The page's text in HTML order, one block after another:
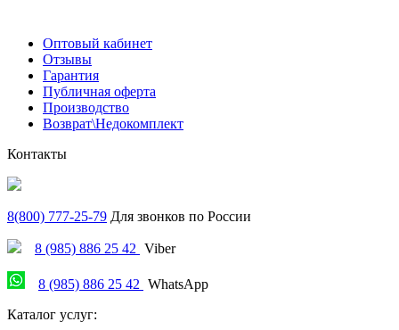
Оптовый кабинет
Отзывы
Гарантия
Публичная оферта
Производство
Возврат\Недокомплект
Контакты
8(800) 777-25-79 Для звонков по России
8 (985) 886 25 42 Viber
8 (985) 886 25 42 WhatsApp
Каталог услуг: